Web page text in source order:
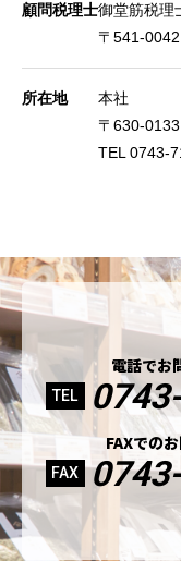
顧問税理士御堂筋税理
〒541-
所在地
本社
〒630-
TEL 0743-
電話でお
TEL
FAXでの
FAX